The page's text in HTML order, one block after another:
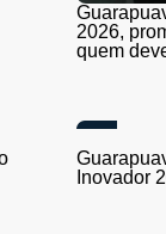
2026,
quem